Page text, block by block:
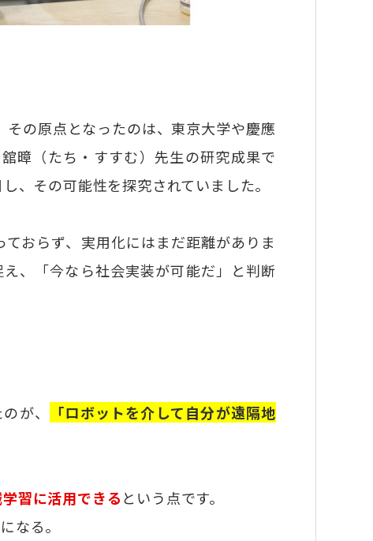
の原点となったのは、東京大学や慶應
暲（たち・すすむ）先生の研究成果で
、その可能性を探究されていました。
おらず、実用化にはまだ距離がありま
、「今なら社会実装が可能だ」と判断
が、
「ロボットを介して自分が遠隔地
習に活用できるという点です。
なる。